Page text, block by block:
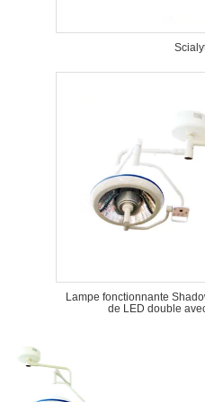
Lampe fonctionnante
de LED double